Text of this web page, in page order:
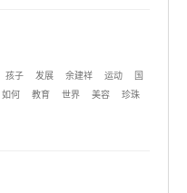
孩子 发展 余建祥 运动
国
如何 教育 世界 美容
珍珠